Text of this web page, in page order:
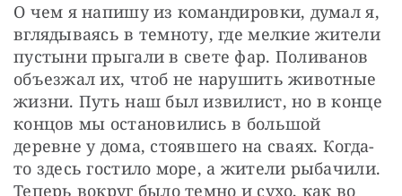
О чем я напишу из командировки, думал я,
вглядываясь в темноту, где мелкие жители
пустыни прыгали в свете фар. Поливанов
объезжал их, чтоб не нарушить животные
жизни. Путь наш был извилист, но в конце
концов мы остановились в большой
деревне у дома, стоявшего на сваях. Когда-
то здесь гостило море, а жители рыбачили.
Теперь вокруг было темно и сухо, как во